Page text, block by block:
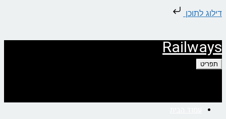
דילוג לתוכן
Railways
תפריט